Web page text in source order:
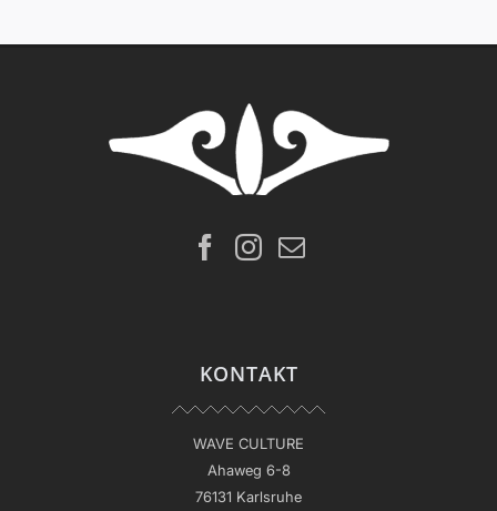
KONTAKT
WAVE CULTURE
Ahaweg 6-8
76131 Karlsruhe